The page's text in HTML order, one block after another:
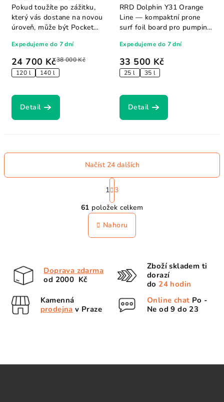
24 700 Kč38 000 Kč
120 l 140 l
Expedujeme do 7 dní
Detail
Pokud toužíte po zážitku,
který vás dostane na novou
úroveň, může být Pocket
33 500 Kč
25 l 35 l
Expedujeme do 7 dní
Detail
RRD Dolphin Y31 Orange
Line — kompaktní prone
surf foil board pro pumping
O
v
l
á
ý
Načíst 24 dalších
S
t
r
á
n
k
o
1 3
61 položek celkem
Nahoru
Doprava zdarma
od 2000 Kč
Zboží skladem ti
dorazí
do 24 hodin
Kamenná
prodejna v Praze
Online chat Po -
Ne od 9 do 23